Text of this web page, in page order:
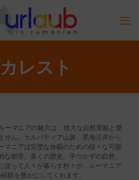
レスト
ーマニアの魅力は、雄大な自然景観と豊
せん。カルパティア山脈、黒海沿岸から
マニアは完璧な休暇のための様々な可能
都市、多くの歴史、手つかずの自然、
従って人々が暮らす村々が、ルーマニア
験を豊かにしてくれます。